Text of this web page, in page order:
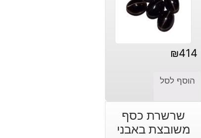
₪414
הוסף לסל
שרשרת כסף
משובצת באבני